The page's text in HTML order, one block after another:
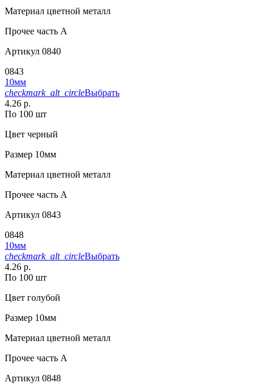
Материал цветной металл
Прочее часть A
Артикул 0840
0843
10мм
checkmark_alt_circleВыбрать
4.26 р.
По 100 шт
Цвет черный
Размер 10мм
Материал цветной металл
Прочее часть A
Артикул 0843
0848
10мм
checkmark_alt_circleВыбрать
4.26 р.
По 100 шт
Цвет голубой
Размер 10мм
Материал цветной металл
Прочее часть A
Артикул 0848